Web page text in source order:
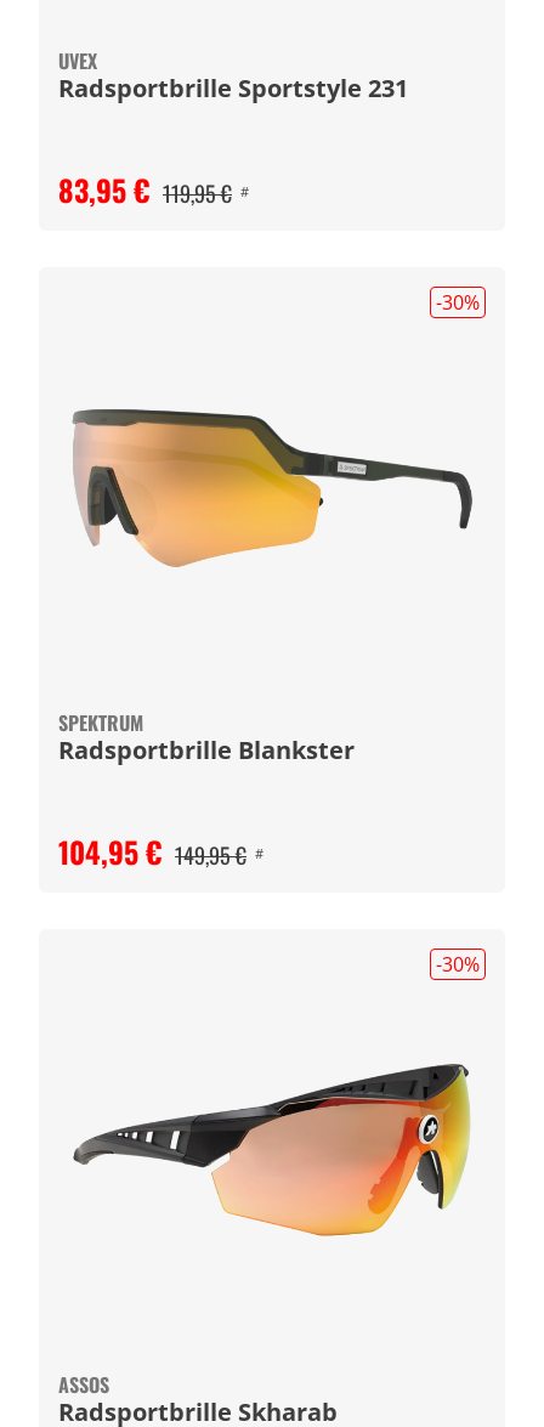
UVEX
Radsportbrille Sportstyle 231
83,95 € 119,95 € #
-30%
SPEKTRUM
Radsportbrille Blankster
104,95 € 149,95 € #
-30%
ASSOS
Radsportbrille Skharab